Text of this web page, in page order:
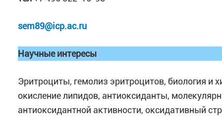
sem89@icp.ac.ru
Научные интересы
Эритроциты, гемолиз эритроцитов, биология и
окисление липидов, антиоксиданты,
антиоксидантной активности, оксидативный